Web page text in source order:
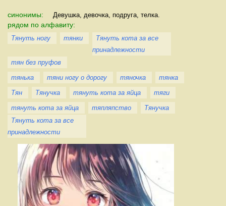
синонимы: Девушка, девочка, подруга, телка.
рядом по алфавиту:
Тянуть ногу тянки
Тянуть кота за все
принадлежности
тян без пруфов
тянька
тяни ногу о дорогу тяночка
тянка
Тян
Тянучка тянуть кота за яйца
тяги
тянуть кота за яйца
тяпляпство
Тянучка
Тянуть кота за все
принадлежности